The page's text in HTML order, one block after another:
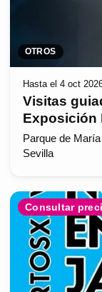
OTROS
Hasta el 4 oct
Visitas
Exposición
Parque de
Sevilla
Consultar